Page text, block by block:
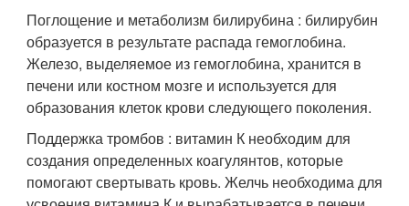
Поглощение и метаболизм билирубина : билирубин
образуется в результате распада гемоглобина.
Железо, выделяемое из гемоглобина, хранится в
печени или костном мозге и используется для
образования клеток крови следующего поколения.
Поддержка тромбов : витамин К необходим для
создания определенных коагулянтов, которые
помогают свертывать кровь. Желчь необходима для